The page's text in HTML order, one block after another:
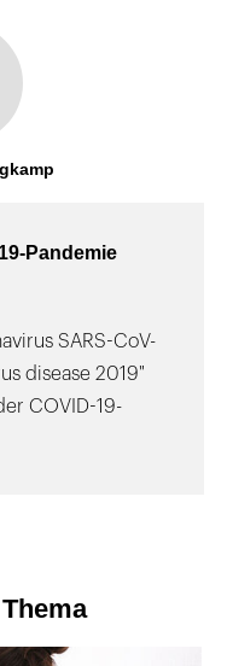
Pandemie
SARS-CoV-
disease 2019"
COVID-19-